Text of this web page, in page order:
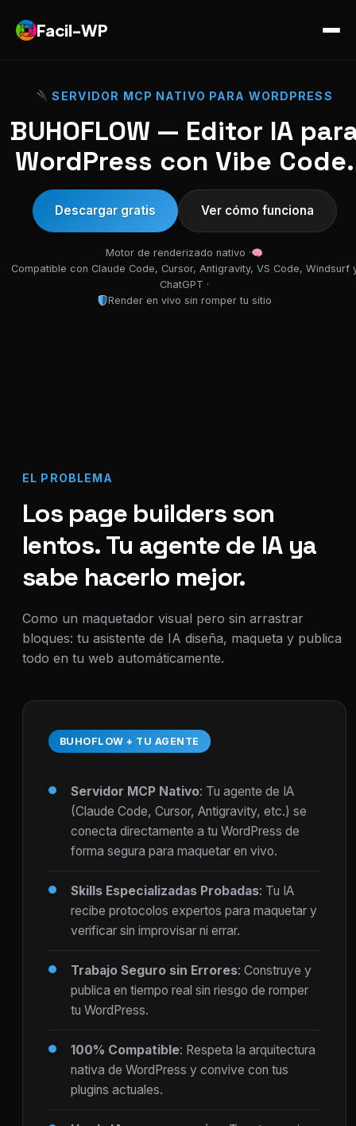
Facil-WP
SERVIDOR MCP NATIVO PARA WORDPRESS
BUHOFLOW — Editor IA
WordPress con Vibe Code.
Descargar gratis Ver cómo funciona
Motor de renderizado nativo ·
Compatible con Claude Code, Cursor, Antigravity, VS Code, Windsurf
ChatGPT ·
Render en vivo sin romper tu sitio
EL PROBLEMA
Los page builders son
lentos. Tu agente de IA ya
sabe hacerlo mejor.
Como un maquetador visual pero sin arrastrar
bloques: tu asistente de IA diseña, maqueta y publica
todo en tu web automáticamente.
BUHOFLOW + TU AGENTE
Servidor MCP Nativo: Tu agente de IA
(Claude Code, Cursor, Antigravity, etc.) se
conecta directamente a tu WordPress de
forma segura para maquetar en vivo.
Skills Especializadas Probadas: Tu IA
recibe protocolos expertos para maquetar y
verificar sin improvisar ni errar.
Trabajo Seguro sin Errores: Construye y
publica en tiempo real sin riesgo de romper
tu WordPress.
100% Compatible: Respeta la arquitectura
nativa de WordPress y convive con tus
plugins actuales.